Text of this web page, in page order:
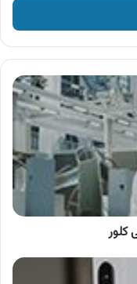
کلور